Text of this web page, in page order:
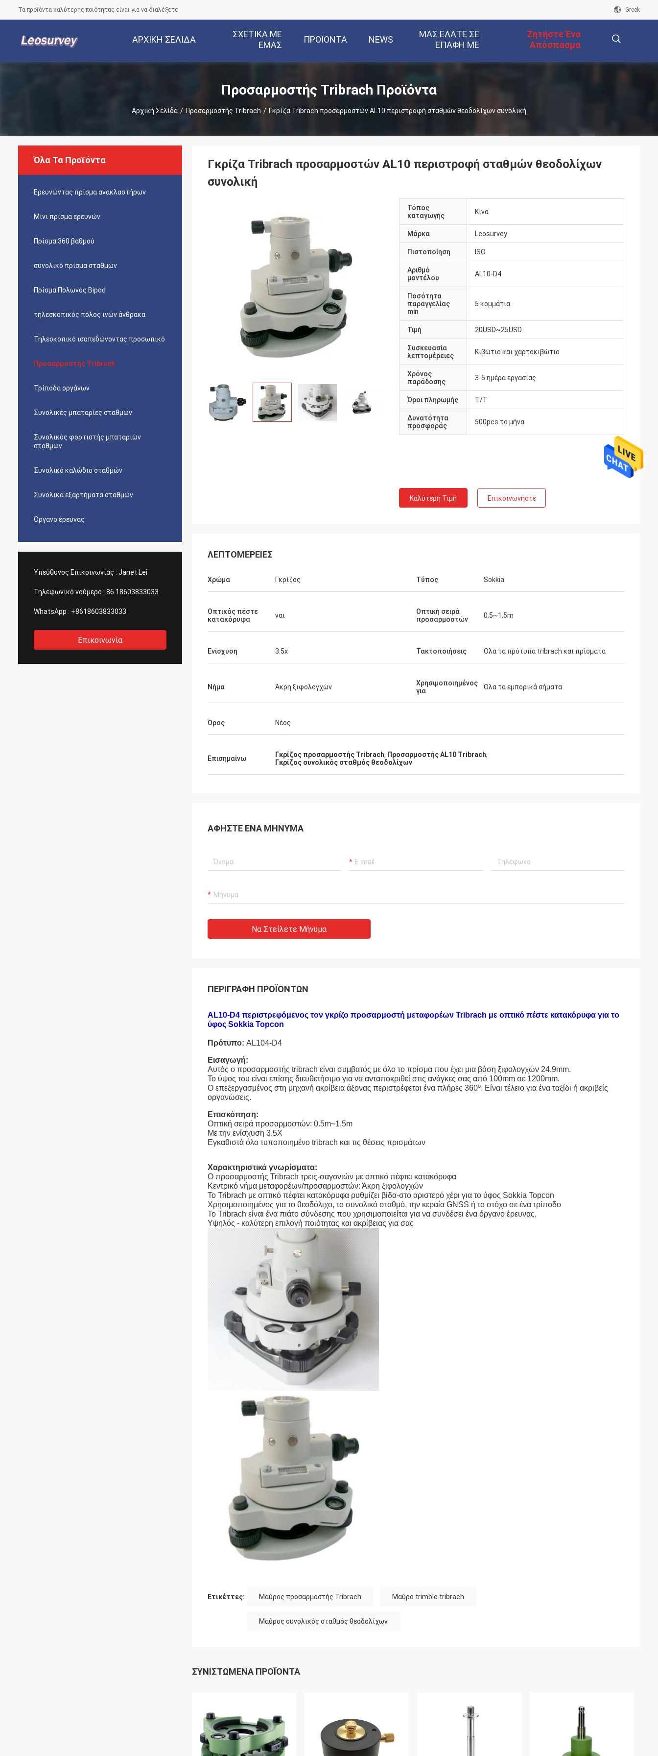
Τα προϊόντα καλύτερης ποιότητας είναι για να διαλέξετε Greek
ΑΡΧΙΚΉ ΣΕΛΊΔΑ
ΣΧΕΤΙΚΆ ΜΕ
ΕΜΆΣ
ΠΡΟΪΌΝΤΑ NEWS
ΜΑΣ ΕΛΆΤΕ ΣΕ
ΕΠΑΦΉ ΜΕ
Ζητήστε Ένα
Απόσπασμα
Προσαρμοστής Tribrach Προϊόντα
Αρχική Σελίδα / Προσαρμοστής Tribrach / Γκρίζα Tribrach προσαρμοστών AL10 περιστροφή σταθμών θεοδολίχων συνολική
Όλα Τα Προϊόντα
Ερευνώντας πρίσμα ανακλαστήρων
Μίνι πρίσμα ερευνών
Πρίσμα 360 βαθμού
συνολικό πρίσμα σταθμών
Πρίσμα Πολωνός Bipod
τηλεσκοπικός πόλος ινών άνθρακα
Τηλεσκοπικό ισοπεδώνοντας προσωπικό
Προσαρμοστής Tribrach
Τρίποδα οργάνων
Συνολικές μπαταρίες σταθμών
Συνολικός φορτιστής μπαταριών
σταθμών
Συνολικό καλώδιο σταθμών
Συνολικά εξαρτήματα σταθμών
Όργανο έρευνας
Υπεύθυνος Επικοινωνίας : Janet Lei
Τηλεφωνικό νούμερο : 86 18603833033
WhatsApp : +8618603833033
Επικοινωνία
Γκρίζα Tribrach προσαρμοστών AL10 περιστροφή σταθμών θεοδολίχων
συνολική
Τόπος
καταγωγής
Κίνα
Μάρκα Leosurvey
Πιστοποίηση ISO
Αριθμό
μοντέλου
AL10-D4
Ποσότητα
παραγγελίας
min
5 κομμάτια
Τιμή 20USD~25USD
Συσκευασία
λεπτομέρειες
Κιβώτιο και χαρτοκιβώτιο
Χρόνος
παράδοσης
3-5 ημέρα εργασίας
Όροι πληρωμής T/T
Δυνατότητα
προσφοράς
500pcs το μήνα
Καλύτερη Τιμή Επικοινωνήστε
ΛΕΠΤΟΜΈΡΕΙΕΣ
Χρώμα Γκρίζος Τύπος Sokkia
Οπτικός πέστε
κατακόρυφα
ναι
Οπτική σειρά
προσαρμοστών
0.5~1.5m
Ενίσχυση 3.5x Τακτοποιήσεις Όλα τα πρότυπα tribrach και πρίσματα
Νήμα Άκρη ξιφολογχών
Χρησιμοποιημένος
για
Όλα τα εμπορικά σήματα
Όρος Νέος
Επισημαίνω Γκρίζος προσαρμοστής Tribrach, Προσαρμοστής AL10 Tribrach,
Γκρίζος συνολικός σταθμός θεοδολίχων
ΑΦΉΣΤΕ ΈΝΑ ΜΉΝΥΜΑ
Να Στείλετε Μήνυμα
ΠΕΡΙΓΡΑΦΉ ΠΡΟΪΌΝΤΩΝ
AL10-D4 περιστρεφόμενος τον γκρίζο προσαρμοστή μεταφορέων Tribrach με οπτικό πέστε κατακόρυφα για το
ύφος Sokkia Topcon
Πρότυπο: AL104-D4
Εισαγωγή:
Αυτός ο προσαρμοστής tribrach είναι συμβατός με όλο το πρίσμα που έχει μια βάση ξιφολογχών 24.9mm.
Το ύψος του είναι επίσης διευθετήσιμο για να ανταποκριθεί στις ανάγκες σας από 100mm σε 1200mm.
Ο επεξεργασμένος στη μηχανή ακρίβεια άξονας περιστρέφεται ένα πλήρες 360º. Είναι τέλειο για ένα ταξίδι ή ακριβείς
οργανώσεις.
Επισκόπηση:
Οπτική σειρά προσαρμοστών: 0.5m~1.5m
Με την ενίσχυση 3.5X
Εγκαθιστά όλο τυποποιημένο tribrach και τις θέσεις πρισμάτων
Χαρακτηριστικά γνωρίσματα:
Ο προσαρμοστής Tribrach τρεις-σαγονιών με οπτικό πέφτει κατακόρυφα
Κεντρικό νήμα μεταφορέων/προσαρμοστών: Άκρη ξιφολογχών
Το Tribrach με οπτικό πέφτει κατακόρυφα ρυθμίζει βίδα-στο αριστερό χέρι για το ύφος Sokkia Topcon
Χρησιμοποιημένος για το θεοδόλιχο, το συνολικό σταθμό, την κεραία GNSS ή το στόχο σε ένα τρίποδο
Το Tribrach είναι ένα πιάτο σύνδεσης που χρησιμοποιείται για να συνδέσει ένα όργανο έρευνας,
Υψηλός - καλύτερη επιλογή ποιότητας και ακρίβειας για σας
Ετικέττες: Μαύρος προσαρμοστής Tribrach Μαύρο trimble tribrach
Μαύρος συνολικός σταθμός θεοδολίχων
ΣΥΝΙΣΤΏΜΕΝΑ ΠΡΟΪΌΝΤΑ